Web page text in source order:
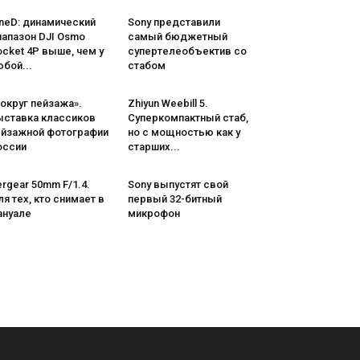
динамический
DJI Osmo
4P выше, чем у
Sony представили
самый бюджетный
супертелеобъектив со
стабом
пейзажа».
классиков
фотографии
Zhiyun Weebill 5.
Cуперкомпактный стаб,
но с мощностью как у
старших...
50mm F/1.4.
тех, кто снимает в
Sony выпустят свой
первый 32-битный
микрофон